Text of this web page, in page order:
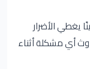
يغطي الأضرار
أي مشكلة أثناء